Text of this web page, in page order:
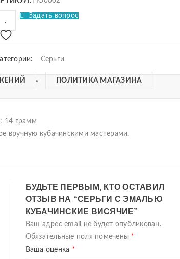
Задать вопрос
Серьги
ПОЛИТИКА МАГАЗИНА
14 грамм
вручную кубачинскими мастерами.
БУДЬТЕ ПЕРВЫМ, КТО ОСТАВИЛ
ОТЗЫВ НА “СЕРЬГИ С ЭМАЛЬЮ
КУБАЧИНСКИЕ ВИСЯЧИЕ”
Ваш адрес email не будет опубликован.
Обязательные поля помечены *
Ваша оценка *